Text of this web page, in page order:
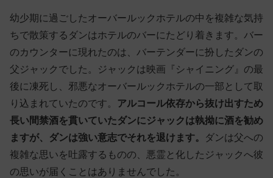
幼少期に過ごしたオーバールックホテルの中を複雑な気持
ちで散策するダンはホテルのバーにたどり着きます。バー
のカウンターに現れたのは、バーテンダーに扮したダンの
父ジャックでした。ジャックは映画『シャイニング』の最
後に凍死し、邪悪なオーバールックホテルの一部として取
り込まれていたのです。 アルコール依存から抜け出すため
長い間禁酒を貫いていたダンにジャックは執拗に酒を勧め
ますが、ダンは強い意志でそれを退けます。
ダンは父への
複雑な思いを吐露するものの、悪霊と化したジャックへ彼
の思いが届くことはありませんでした。